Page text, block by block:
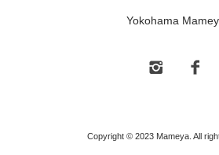
Yokohama
Copyright © 2023 Mameya. All